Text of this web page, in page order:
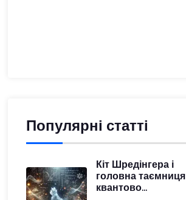
Популярні статті
Кіт Шредінгера і
головна таємниця
квантово...